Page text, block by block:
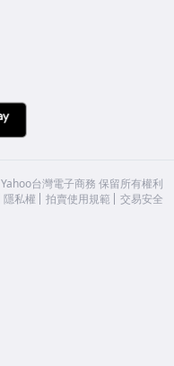
Yahoo台灣電子商務 保留所有權利
隱私權 拍賣使用規範 交易安全